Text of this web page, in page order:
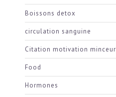
Boissons detox
circulation sanguine
Citation motivation minceur
Food
Hormones